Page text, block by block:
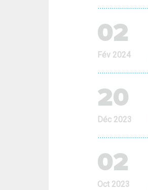
02
Fév 2024
20
Déc 2023
02
Oct 2023